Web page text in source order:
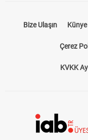
Bize Ulaşın Künye
Çerez
KVKK